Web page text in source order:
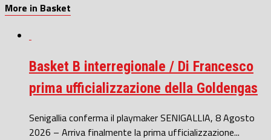
More in Basket
Basket B interregionale / Di Francesco
prima ufficializzazione della Goldengas
Senigallia conferma il playmaker SENIGALLIA, 8 Agosto
2026 – Arriva finalmente la prima ufficializzazione...